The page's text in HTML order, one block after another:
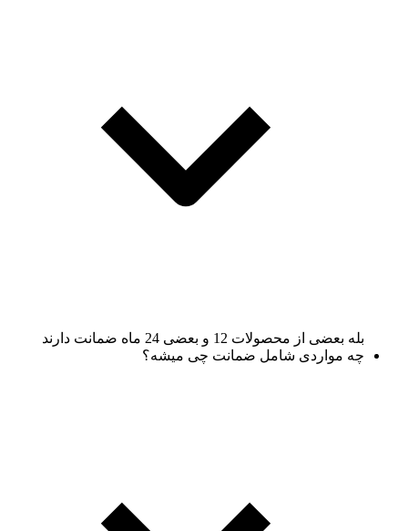
بله بعضی از محصولات 12 و بعضی 24 ماه ضمانت دارند
چه مواردی شامل ضمانت چی میشه؟